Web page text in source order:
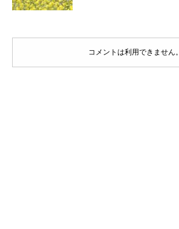
コメントは利用できません。